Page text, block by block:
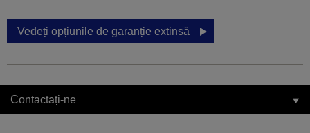
Vedeți opțiunile de garanție extinsă
Contactați-ne